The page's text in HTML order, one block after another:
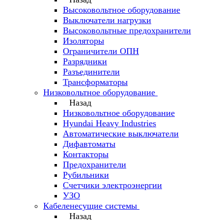
Высоковольтное оборудование
Выключатели нагрузки
Высоковольтные предохранители
Изоляторы
Ограничители ОПН
Разрядники
Разъединители
Трансформаторы
Низковольтное оборудование
Назад
Низковольтное оборудование
Hyundai Heavy Industries
Автоматические выключатели
Дифавтоматы
Контакторы
Предохранители
Рубильники
Счетчики электроэнергии
УЗО
Кабеленесущие системы
Назад